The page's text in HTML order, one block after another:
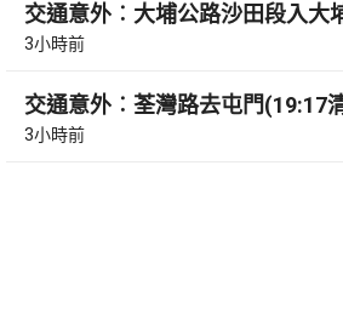
交通意外︰大埔公路沙田段入大
3小時前
交通意外︰荃灣路去屯門(19:17
3小時前